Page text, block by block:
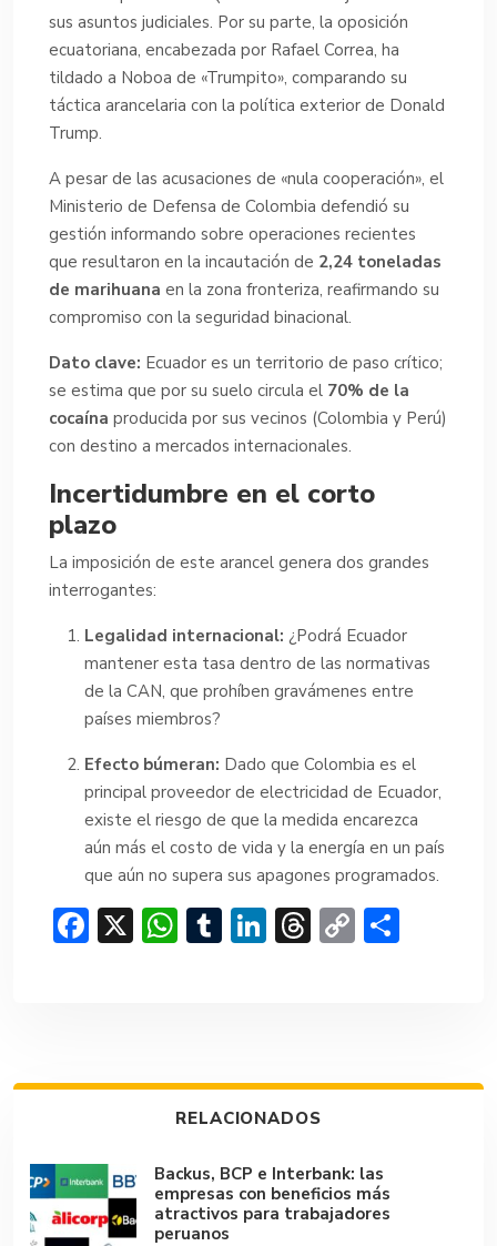
sus asuntos judiciales. Por su parte, la oposición
ecuatoriana, encabezada por Rafael Correa, ha
tildado a Noboa de «Trumpito», comparando su
táctica arancelaria con la política exterior de Donald
Trump.
A pesar de las acusaciones de «nula cooperación», el
Ministerio de Defensa de Colombia defendió su
gestión informando sobre operaciones recientes
que resultaron en la incautación de 2,24 toneladas
de marihuana en la zona fronteriza, reafirmando su
compromiso con la seguridad binacional.
Dato clave: Ecuador es un territorio de paso crítico;
se estima que por su suelo circula el 70% de la
cocaína producida por sus vecinos (Colombia y Perú)
con destino a mercados internacionales.
Incertidumbre en el corto
plazo
La imposición de este arancel genera dos grandes
interrogantes:
Legalidad internacional: ¿Podrá Ecuador
mantener esta tasa dentro de las normativas
de la CAN, que prohíben gravámenes entre
países miembros?
Efecto búmeran: Dado que Colombia es el
principal proveedor de electricidad de Ecuador,
existe el riesgo de que la medida encarezca
aún más el costo de vida y la energía en un país
que aún no supera sus apagones programados.
F
ok
X W
p
p
T Li T
s
C
n tir
RELACIONADOS
Backus, BCP e Interbank: las
empresas con beneficios más
atractivos para trabajadores
peruanos